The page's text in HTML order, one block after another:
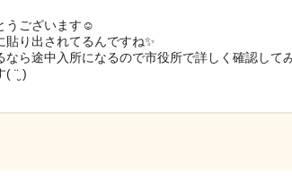
うございます☺︎
貼り出されてるんですね✨
なら途中入所になるので市役所で詳しく確認して
( ¨̮ )